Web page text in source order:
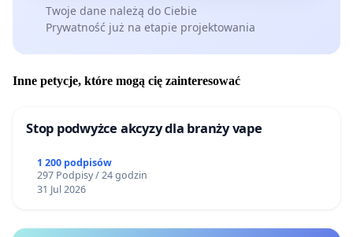
Twoje dane należą do Ciebie
Prywatność już na etapie projektowania
Inne petycje, które mogą cię zainteresować
Stop podwyżce akcyzy dla branży vape
1 200 podpisów
297 Podpisy / 24 godzin
31 Jul 2026